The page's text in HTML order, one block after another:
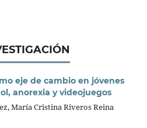
eje de cambio en jóvenes
anorexia y videojuegos
María Cristina Riveros Reina